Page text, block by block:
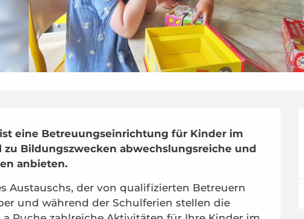
eine Betreuungseinrichtung für Kinder im
zu Bildungszwecken abwechslungsreiche und
anbieten.
Austauschs, der von qualifizierten Betreuern
und während der Schulferien stellen die